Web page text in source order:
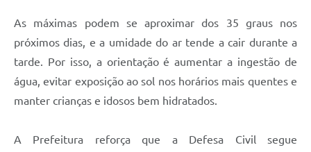
As máximas podem se aproximar dos 35 graus nos
próximos dias, e a umidade do ar tende a cair durante a
tarde. Por isso, a orientação é aumentar a ingestão de
água, evitar exposição ao sol nos horários mais quentes e
manter crianças e idosos bem hidratados.
A Prefeitura reforça que a Defesa Civil segue